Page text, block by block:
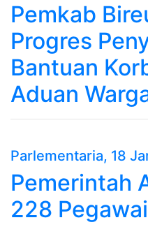
Pemkab
Progres
Bantuan
Aduan
Parlementaria, 18
Pemerintah
228